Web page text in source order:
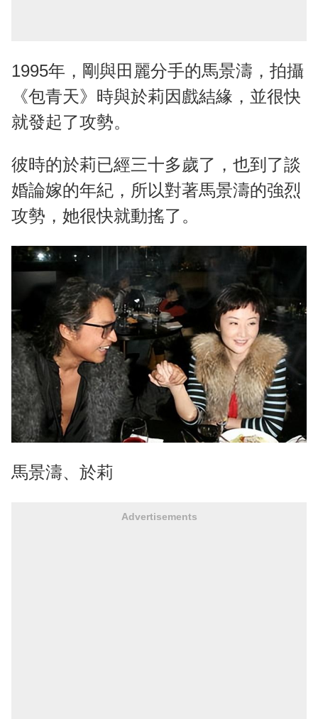
1995年，剛與田麗分手的馬景濤，拍攝
《包青天》時與於莉因戲結緣，並很快
就發起了攻勢。
彼時的於莉已經三十多歲了，也到了談
婚論嫁的年紀，所以對著馬景濤的強烈
攻勢，她很快就動搖了。
馬景濤、於莉
Advertisements